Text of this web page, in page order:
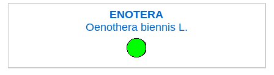
ENOTERA
Oenothera biennis L.